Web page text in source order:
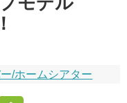
/ホームシアター